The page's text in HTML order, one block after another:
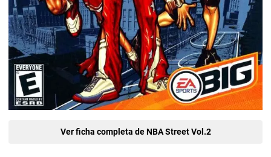
Ver ficha completa de NBA Street Vol.2